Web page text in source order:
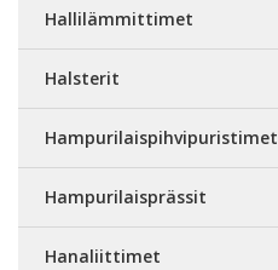
Hallilämmittimet
Halsterit
Hampurilaispihvipuristimet
Hampurilaisprässit
Hanaliittimet